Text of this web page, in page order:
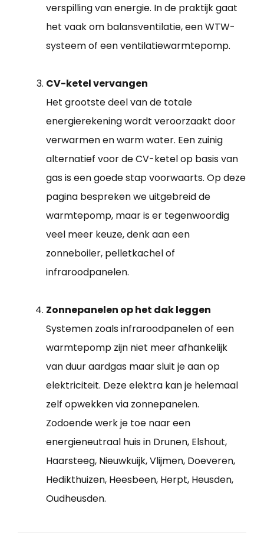
verspilling van energie. In de praktijk gaat
het vaak om balansventilatie, een WTW-
systeem of een ventilatiewarmtepomp.
CV-ketel vervangen
Het grootste deel van de totale
energierekening wordt veroorzaakt door
verwarmen en warm water. Een zuinig
alternatief voor de CV-ketel op basis van
gas is een goede stap voorwaarts. Op deze
pagina bespreken we uitgebreid de
warmtepomp, maar is er tegenwoordig
veel meer keuze, denk aan een
zonneboiler, pelletkachel of
infraroodpanelen.
Zonnepanelen op het dak leggen
Systemen zoals infraroodpanelen of een
warmtepomp zijn niet meer afhankelijk
van duur aardgas maar sluit je aan op
elektriciteit. Deze elektra kan je helemaal
zelf opwekken via zonnepanelen.
Zodoende werk je toe naar een
energieneutraal huis in Drunen, Elshout,
Haarsteeg, Nieuwkuijk, Vlijmen, Doeveren,
Hedikthuizen, Heesbeen, Herpt, Heusden,
Oudheusden.